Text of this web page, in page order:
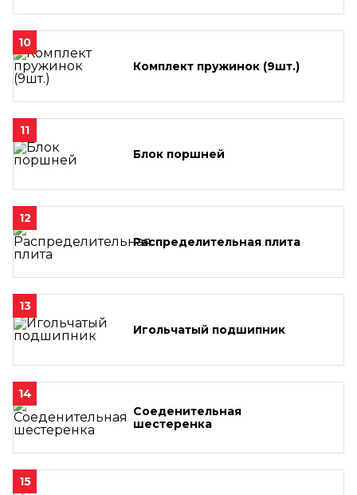
10
Комплект пружинок (9шт.)
11
Блок поршней
12
Распределительная плита
13
Игольчатый подшипник
14
Соеденительная
шестеренка
15